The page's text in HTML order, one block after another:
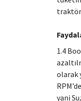
traktör
1.4
olarak
yani